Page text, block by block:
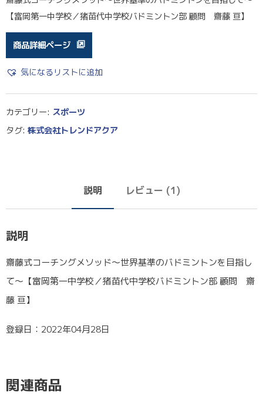
基
づ
段
階
評
価
う
、
00
【富岡第一中学校／猪苗代中学校バドミントン部 顧問 齋藤 亘】
商品詳細ページ
気になるリストに追加
カテゴリー: スポーツ
タグ: 株式会社トレンドアクア
説明 レビュー (1)
説明
齋藤式コーチングメソッド～世界基準のバドミントンを目指し
て～【富岡第一中学校／猪苗代中学校バドミントン部 顧問 齋
藤 亘】
登録日：2022年04月28日
関連商品